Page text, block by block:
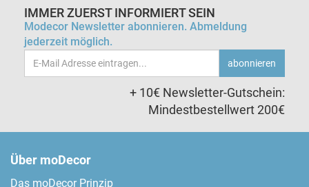
IMMER ZUERST INFORMIERT SEIN
Modecor Newsletter abonnieren. Abmeldung
jederzeit möglich.
Email-
Adresse
abonnieren
+ 10€ Newsletter-Gutschein:
Mindestbestellwert 200€
Über moDecor
Das moDecor Prinzip